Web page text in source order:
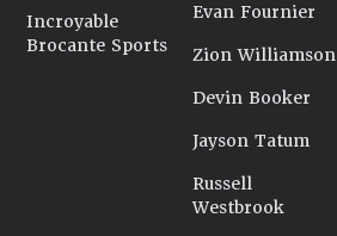
Incroyable
Brocante Sports
Evan Fournier
Zion Williamson
Devin Booker
Jayson Tatum
Russell
Westbrook